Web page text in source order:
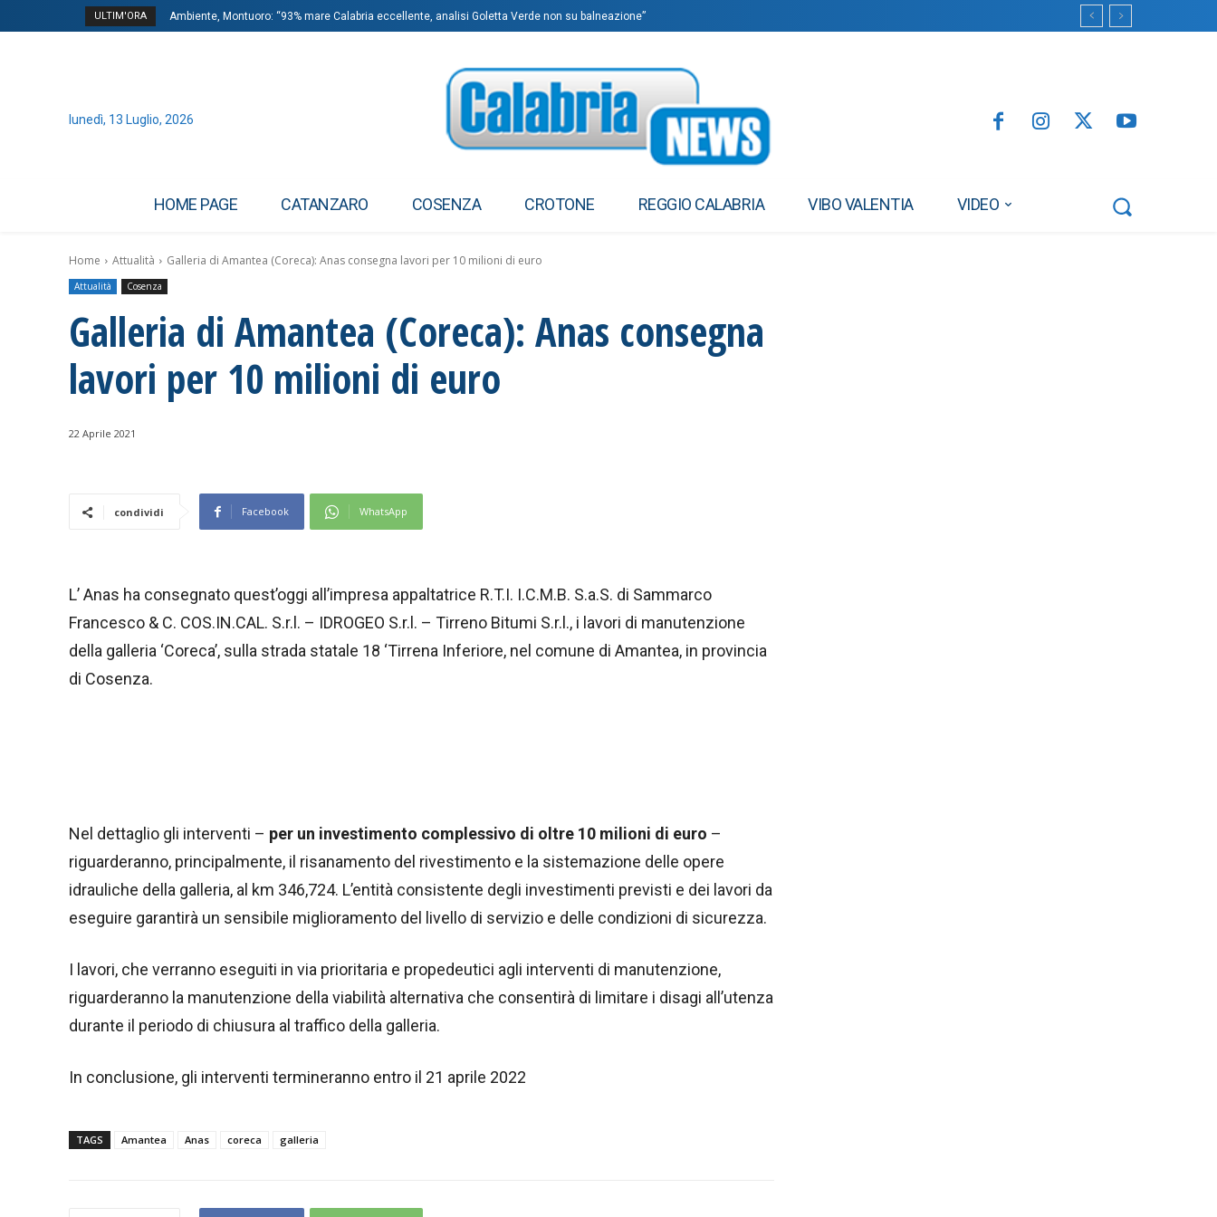
ULTIM'ORA Ambiente, Montuoro: “93% mare Calabria eccellente, analisi Goletta Verde non su balneazione”
lunedì, 13 Luglio, 2026
HOME PAGE CATANZARO COSENZA CROTONE REGGIO CALABRIA VIBO VALENTIA VIDEO
Home Attualità Galleria di Amantea (Coreca): Anas consegna lavori per 10 milioni di euro
Attualità Cosenza
Galleria di Amantea (Coreca): Anas consegna
lavori per 10 milioni di euro
22 Aprile 2021
condividi Facebook WhatsApp
L’ Anas ha consegnato quest’oggi all’impresa appaltatrice R.T.I. I.C.M.B. S.a.S. di Sammarco
Francesco & C. COS.IN.CAL. S.r.l. – IDROGEO S.r.l. – Tirreno Bitumi S.r.l., i lavori di manutenzione
della galleria ‘Coreca’, sulla strada statale 18 ‘Tirrena Inferiore, nel comune di Amantea, in provincia
di Cosenza.
Nel dettaglio gli interventi – per un investimento complessivo di oltre 10 milioni di euro –
riguarderanno, principalmente, il risanamento del rivestimento e la sistemazione delle opere
idrauliche della galleria, al km 346,724. L’entità consistente degli investimenti previsti e dei lavori da
eseguire garantirà un sensibile miglioramento del livello di servizio e delle condizioni di sicurezza.
I lavori, che verranno eseguiti in via prioritaria e propedeutici agli interventi di manutenzione,
riguarderanno la manutenzione della viabilità alternativa che consentirà di limitare i disagi all’utenza
durante il periodo di chiusura al traffico della galleria.
In conclusione, gli interventi termineranno entro il 21 aprile 2022
TAGS Amantea Anas coreca galleria